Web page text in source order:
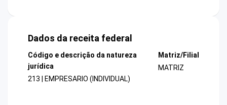
Dados da receita federal
Código e descrição da natureza
jurídica
213 | EMPRESARIO (INDIVIDUAL)
Matriz/Filial
MATRIZ